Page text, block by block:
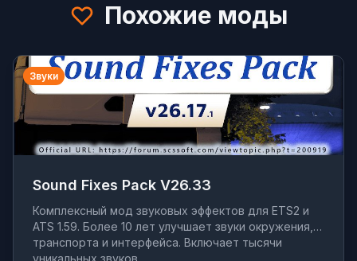
Похожие моды
Звуки
Sound Fixes Pack V26.33
Комплексный мод звуковых эффектов для ETS2 и
ATS 1.59. Более 10 лет улучшает звуки окружения,
транспорта и интерфейса. Включает тысячи